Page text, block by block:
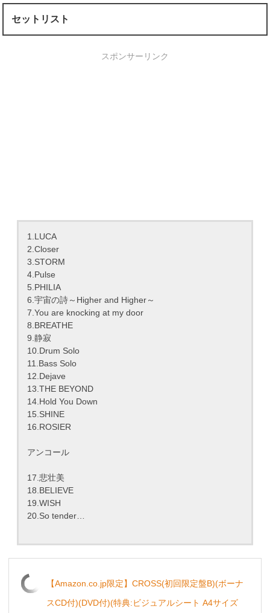
セットリスト
スポンサーリンク
1.LUCA
2.Closer
3.STORM
4.Pulse
5.PHILIA
6.宇宙の詩～Higher and Higher～
7.You are knocking at my door
8.BREATHE
9.静寂
10.Drum Solo
11.Bass Solo
12.Dejave
13.THE BEYOND
14.Hold You Down
15.SHINE
16.ROSIER
アンコール
17.悲壮美
18.BELIEVE
19.WISH
20.So tender…
【Amazon.co.jp限定】CROSS(初回限定盤B)(ボーナ
スCD付)(DVD付)(特典:ビジュアルシート A4サイズ